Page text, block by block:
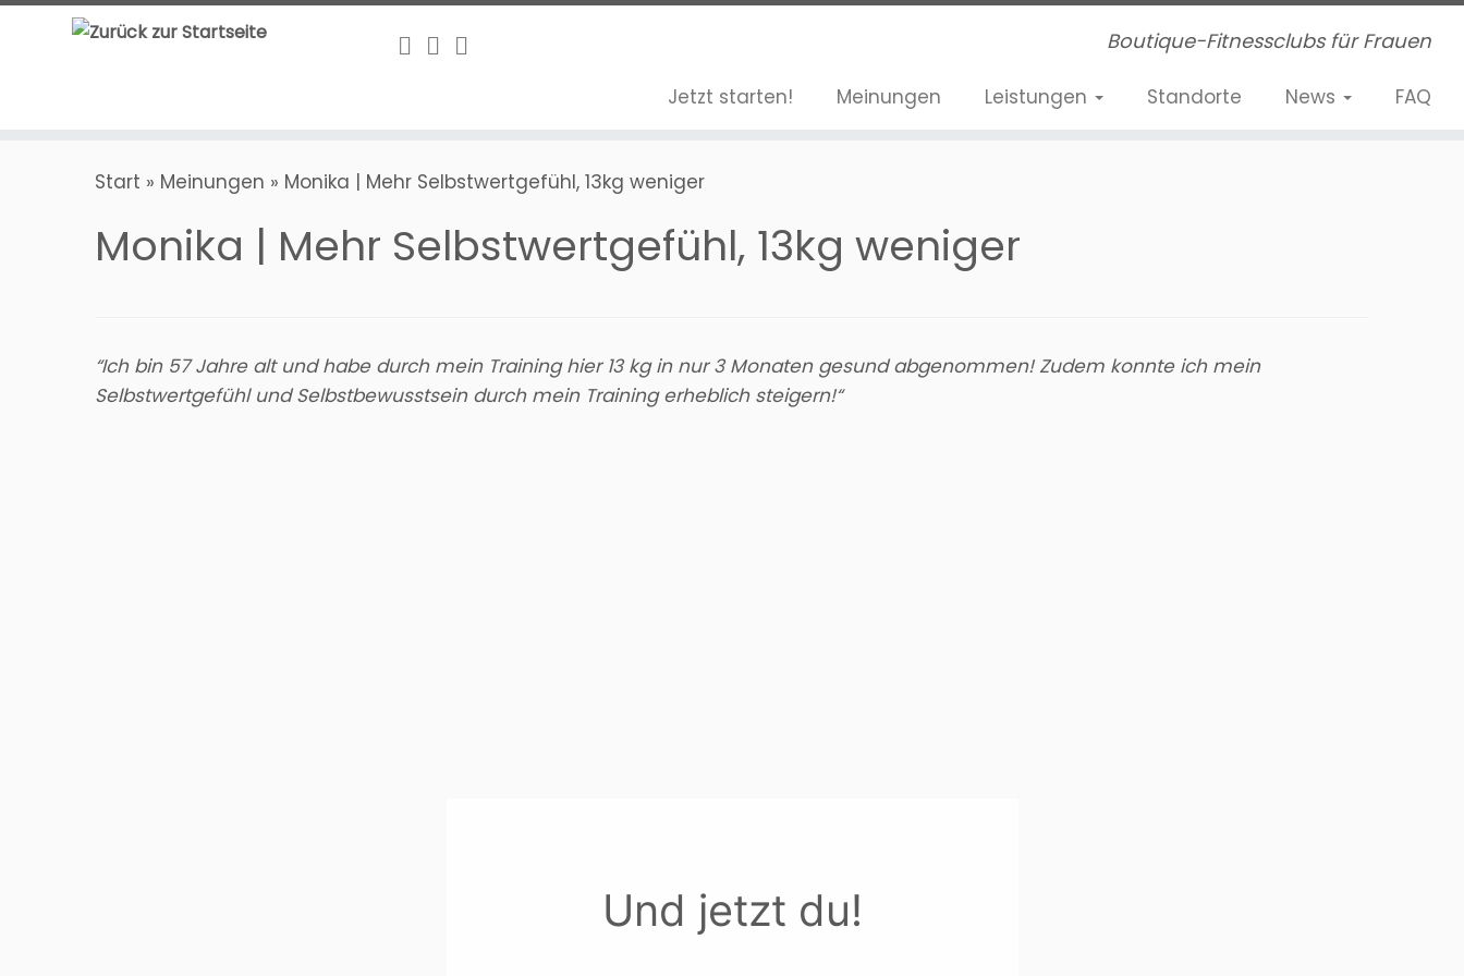
Zum
Boutique-Fitnessclubs für Frauen
Jetzt starten! Meinungen Leistungen Standorte News FAQ
Start » Meinungen » Monika | Mehr Selbstwertgefühl, 13kg weniger
Monika | Mehr Selbstwertgefühl, 13kg weniger
“Ich bin 57 Jahre alt und habe durch mein Training hier 13 kg in nur 3 Monaten gesund abgenommen! Zudem konnte ich mein
Selbstwertgefühl und Selbstbewusstsein durch mein Training erheblich steigern!“
Und jetzt du!